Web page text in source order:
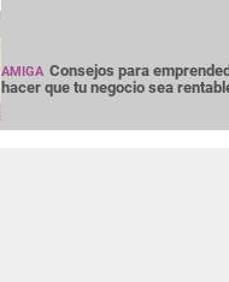
AMIGA Consejos para
hacer que tu negocio sea